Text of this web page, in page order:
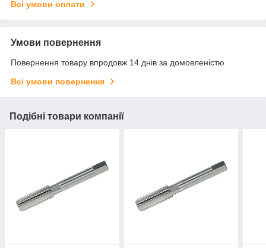
Всі умови оплати
Умови повернення
Повернення товару впродовж 14 днів за домовленістю
Всі умови повернення
Подібні товари компанії